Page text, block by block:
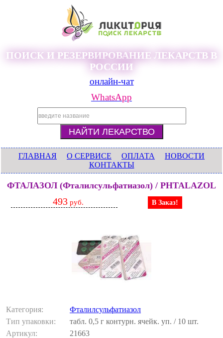
ПОИСК И РЕЗЕРВИРОВАНИЕ ЛЕКАРСТВ В
РОССИИ
онлайн-чат
WhatsApp
ГЛАВНАЯ О СЕРВИСЕ ОПЛАТА
НОВОСТИ
КОНТАКТЫ
ФТАЛАЗОЛ (Фталилсульфатиазол) / PHTALAZOL
493 руб. В Заказ!
Категория:
Фталилсульфатиазол
Тип упаковки:
табл. 0,5 г контурн. ячейк. уп. / 10 шт.
Артикул:
21663